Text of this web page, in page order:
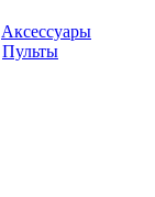
Аксессуары
Пульты